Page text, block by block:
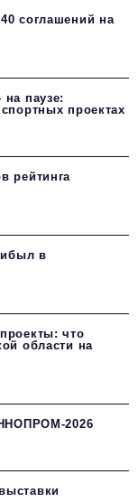
соглашений на
паузе:
проектах
рейтинга
в
что
области на